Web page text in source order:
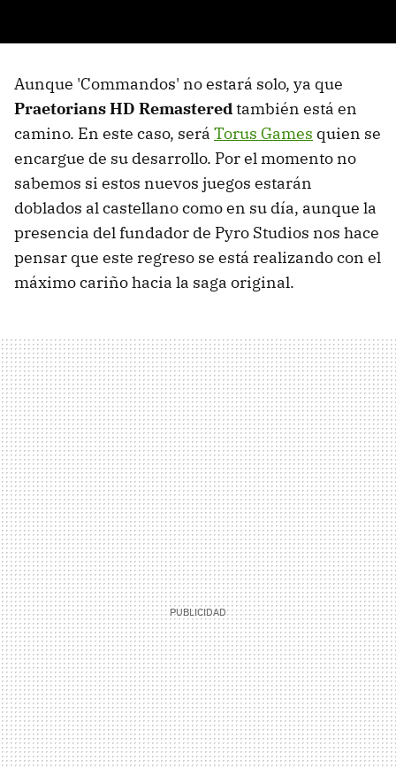
Aunque 'Commandos' no estará solo, ya que
Praetorians HD Remasteredtambién está en
camino. En este caso, será Torus Games quien se
encargue de su desarrollo. Por el momento no
sabemos si estos nuevos juegos estarán
doblados al castellano como en su día, aunque la
presencia del fundador de Pyro Studios nos hace
pensar que este regreso se está realizando con el
máximo cariño hacia la saga original.